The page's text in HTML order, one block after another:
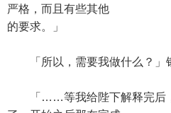
严格，而且有些其他
的要求。」
「所以，需要我做什么？」
「……等我给陛下解释完后，